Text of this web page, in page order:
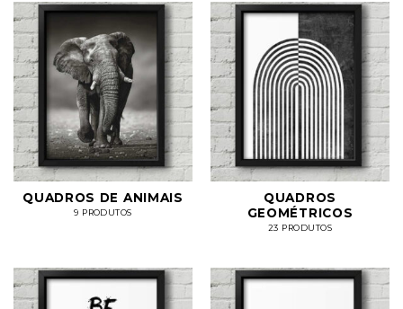
QUADROS DE ANIMAIS
9 PRODUTOS
QUADROS
GEOMÉTRICOS
23 PRODUTOS